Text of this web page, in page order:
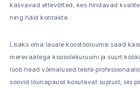
kasvavad ettevõtted, kes hindavad
ning häid kontakte.
Lisaks oma lauale koostööruumis saad
merevaatega koosolekuruumi ja suurt
loob head võimalused teiste
soovid lõunapausil kosutavat suplust, siis